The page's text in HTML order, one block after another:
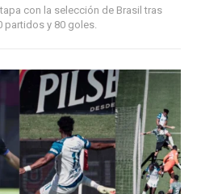
con la selección de Brasil tras
partidos y 80 goles.